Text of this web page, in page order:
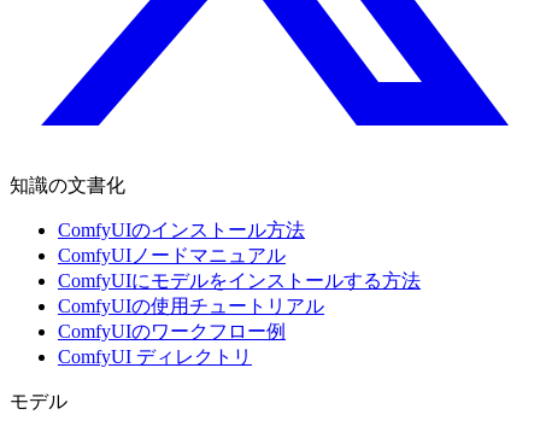
知識の文書化
ComfyUIのインストール方法
ComfyUIノードマニュアル
ComfyUIにモデルをインストールする方法
ComfyUIの使用チュートリアル
ComfyUIのワークフロー例
ComfyUI ディレクトリ
モデル